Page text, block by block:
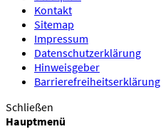
Kontakt
Sitemap
Impressum
Datenschutzerklärung
Hinweisgeber
Barrierefreiheitserklärung
Schließen
Hauptmenü